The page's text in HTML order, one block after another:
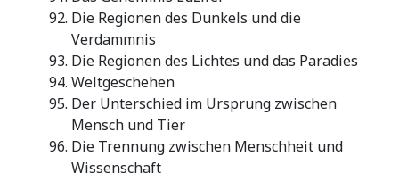
Die Regionen des Dunkels und die
Verdammnis
Die Regionen des Lichtes und das Paradies
Weltgeschehen
Der Unterschied im Ursprung zwischen
Mensch und Tier
Die Trennung zwischen Menschheit und
Wissenschaft